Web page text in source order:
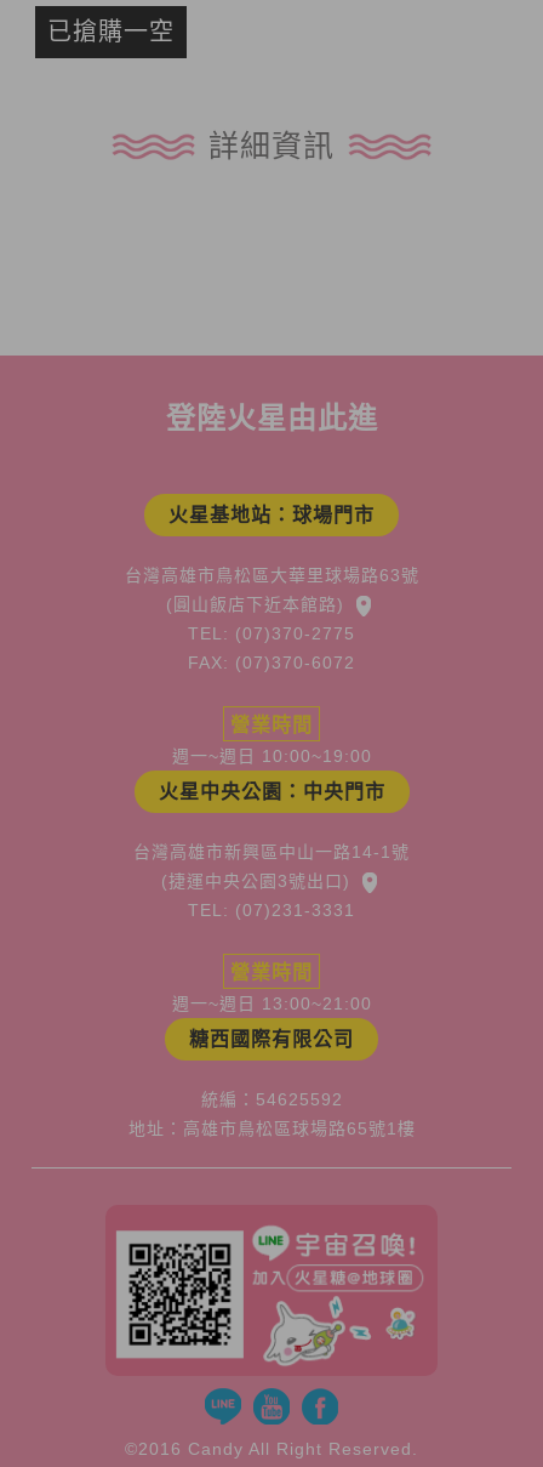
已搶購一空
詳細資訊
登陸火星由此進
火星基地站：球場門市
台灣高雄市鳥松區大華里球場路63號
(圓山飯店下近本館路)
TEL: (07)370-2775
FAX: (07)370-6072
營業時間
週一~週日 10:00~19:00
火星中央公園：中央門市
台灣高雄市新興區中山一路14-1號
(捷運中央公園3號出口)
TEL: (07)231-3331
營業時間
週一~週日 13:00~21:00
糖西國際有限公司
統編：54625592
地址：高雄市鳥松區球場路65號1樓
©2016 Candy All Right Reserved.